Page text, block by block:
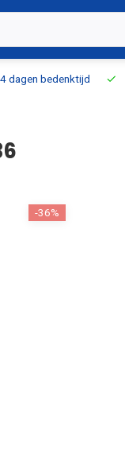
dagen bedenktijd
-36%